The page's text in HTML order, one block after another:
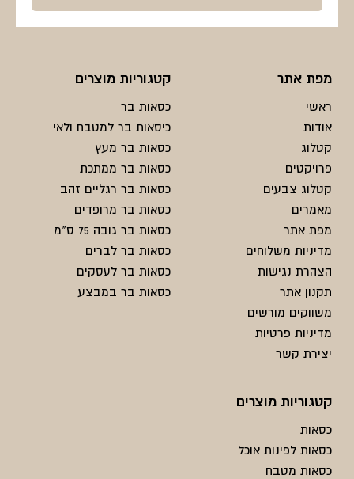
מפת אתר
ראשי
אודות
קטלוג
פרויקטים
קטלוג צבעים
מאמרים
מפת אתר
מדיניות משלוחים
הצהרת נגישות
תקנון אתר
משווקים מורשים
מדיניות פרטיות
יצירת קשר
קטגוריות מוצרים
כסאות בר
כיסאות בר למטבח ולאי
כסאות בר מעץ
כסאות בר ממתכת
כסאות בר רגליים זהב
כסאות בר מרופדים
כסאות בר גובה 75 ס"מ
כסאות בר לברים
כסאות בר לעסקים
כסאות בר במבצע
קטגוריות מוצרים
כסאות
כסאות לפינות אוכל
כסאות מטבח